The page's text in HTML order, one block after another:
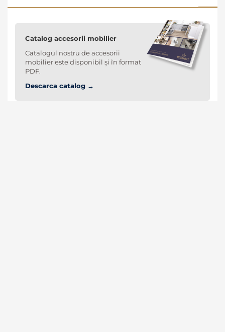
Catalog accesorii mobilier
Catalogul nostru de accesorii
mobilier este disponibil și în format
PDF.
Descarca catalog →